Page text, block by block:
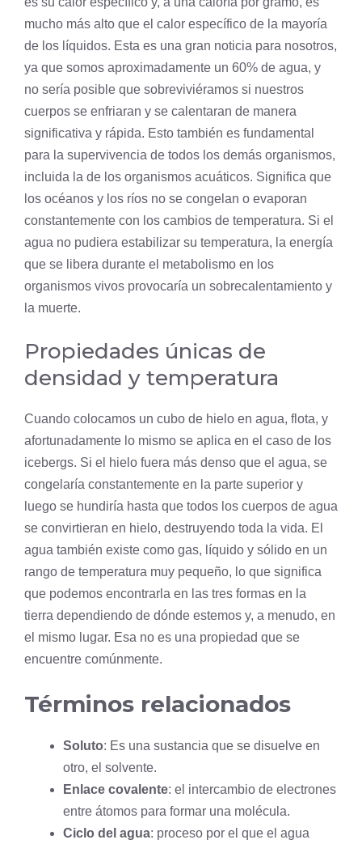
mucho más alto que el calor específico de la mayoría
de los líquidos. Esta es una gran noticia para nosotros,
ya que somos aproximadamente un 60% de agua, y
no sería posible que sobreviviéramos si nuestros
cuerpos se enfriaran y se calentaran de manera
significativa y rápida. Esto también es fundamental
para la supervivencia de todos los demás organismos,
incluida la de los organismos acuáticos. Significa que
los océanos y los ríos no se congelan o evaporan
constantemente con los cambios de temperatura. Si el
agua no pudiera estabilizar su temperatura, la energía
que se libera durante el metabolismo en los
organismos vivos provocaría un sobrecalentamiento y
la muerte.
Propiedades únicas de
densidad y temperatura
Cuando colocamos un cubo de hielo en agua, flota, y
afortunadamente lo mismo se aplica en el caso de los
icebergs. Si el hielo fuera más denso que el agua, se
congelaría constantemente en la parte superior y
luego se hundiría hasta que todos los cuerpos de agua
se convirtieran en hielo, destruyendo toda la vida. El
agua también existe como gas, líquido y sólido en un
rango de temperatura muy pequeño, lo que significa
que podemos encontrarla en las tres formas en la
tierra dependiendo de dónde estemos y, a menudo, en
el mismo lugar. Esa no es una propiedad que se
encuentre comúnmente.
Términos relacionados
Soluto: Es una sustancia que se disuelve en
otro, el solvente.
Enlace covalente: el intercambio de electrones
entre átomos para formar una molécula.
Ciclo del agua: proceso por el que el agua